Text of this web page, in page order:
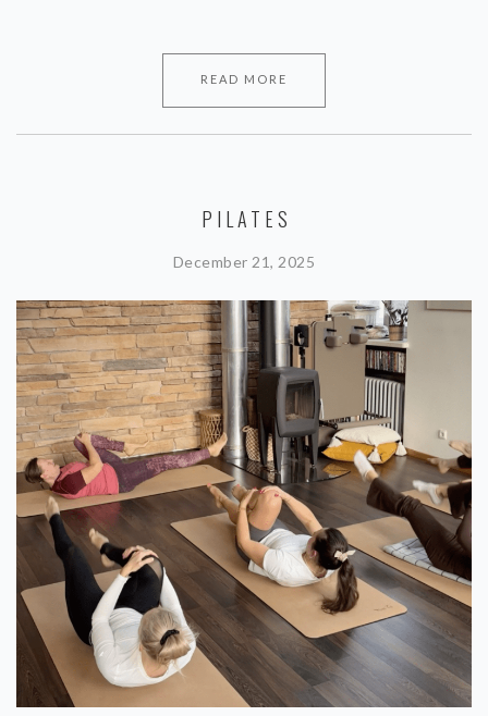
READ MORE
PILATES
December 21, 2025